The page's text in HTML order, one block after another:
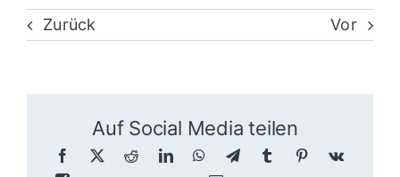
Zurück Vor
Auf Social Media teilen